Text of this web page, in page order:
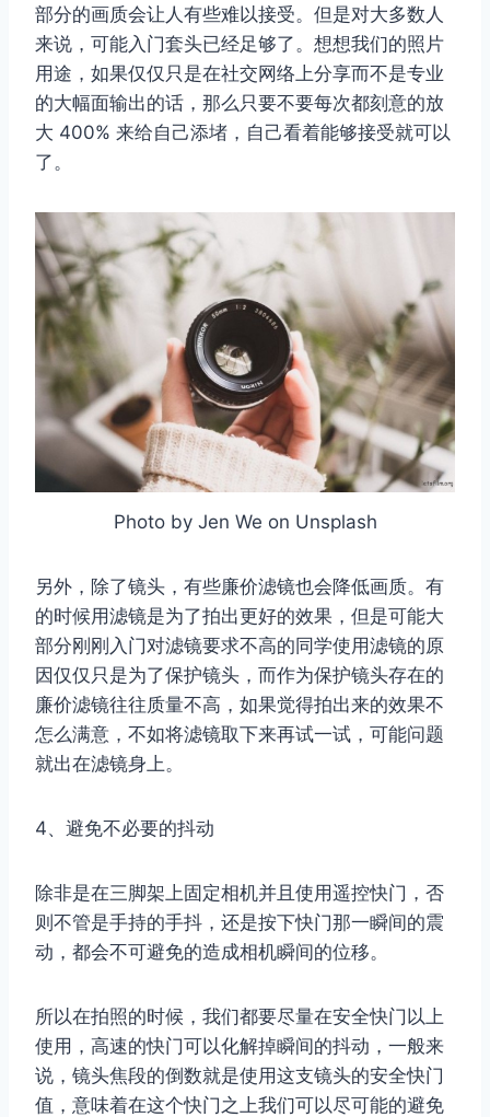
部分的画质会让人有些难以接受。但是对大多数人
来说，可能入门套头已经足够了。想想我们的照片
用途，如果仅仅只是在社交网络上分享而不是专业
的大幅面输出的话，那么只要不要每次都刻意的放
大 400% 来给自己添堵，自己看着能够接受就可以
了。
Photo by Jen We on Unsplash
另外，除了镜头，有些廉价滤镜也会降低画质。有
的时候用滤镜是为了拍出更好的效果，但是可能大
部分刚刚入门对滤镜要求不高的同学使用滤镜的原
因仅仅只是为了保护镜头，而作为保护镜头存在的
廉价滤镜往往质量不高，如果觉得拍出来的效果不
怎么满意，不如将滤镜取下来再试一试，可能问题
就出在滤镜身上。
4、避免不必要的抖动
除非是在三脚架上固定相机并且使用遥控快门，否
则不管是手持的手抖，还是按下快门那一瞬间的震
动，都会不可避免的造成相机瞬间的位移。
所以在拍照的时候，我们都要尽量在安全快门以上
使用，高速的快门可以化解掉瞬间的抖动，一般来
说，镜头焦段的倒数就是使用这支镜头的安全快门
值，意味着在这个快门之上我们可以尽可能的避免
取消 搜索